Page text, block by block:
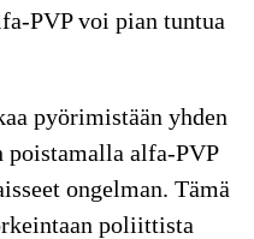
PVP voi pian tuntua
pyörimistään yhden
alfa-PVP
ongelman. Tämä
poliittista